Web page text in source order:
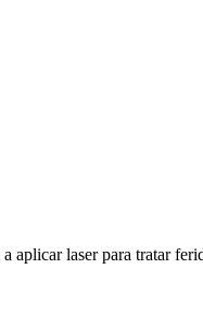
aplicar laser para tratar